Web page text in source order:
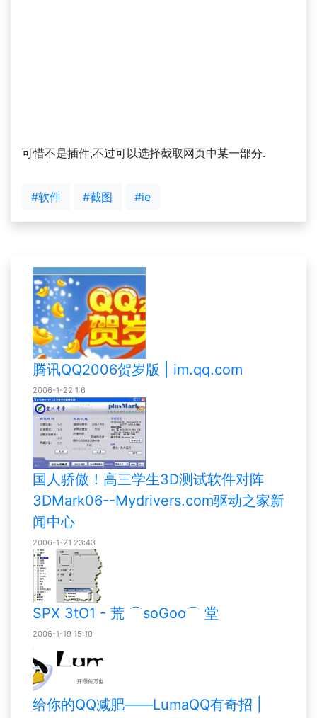
可惜不是插件,不过可以选择截取网页中某一部分.
#软件 #截图 #ie
腾讯QQ2006贺岁版 | im.qq.com
2006-1-22 1:6
国人骄傲！高三学生3D测试软件对阵
3DMark06--Mydrivers.com驱动之家新
闻中心
2006-1-21 23:43
SPX 3tO1 - 荒 ⌒soGoo⌒ 堂
2006-1-19 15:10
给你的QQ减肥——LumaQQ有奇招 |